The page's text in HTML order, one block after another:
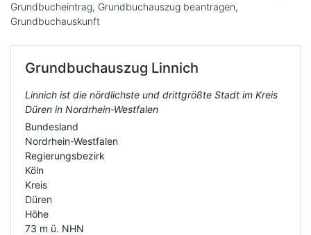
Grundbucheintrag, Grundbuchauszug beantragen,
Grundbuchauskunft
Grundbuchauszug Linnich
Linnich ist die nördlichste und drittgrößte Stadt im Kreis
Düren in Nordrhein-Westfalen
Bundesland
Nordrhein-Westfalen
Regierungsbezirk
Köln
Kreis
Düren
Höhe
73 m ü. NHN